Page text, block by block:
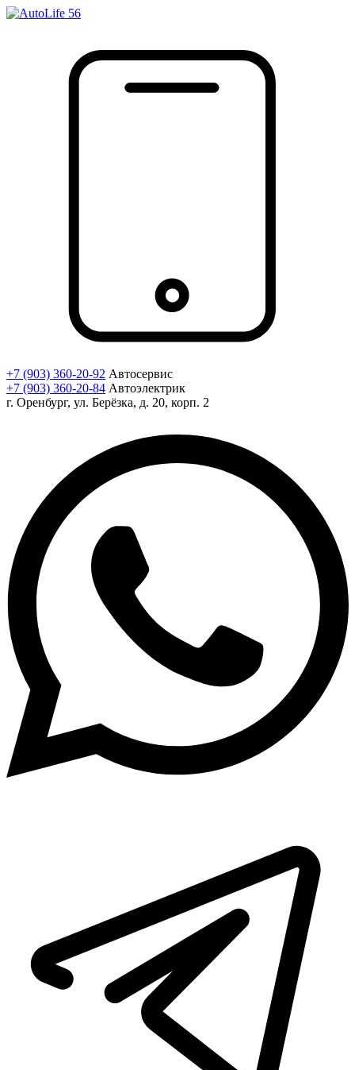
+7 (903) 360-20-92 Автосервис
+7 (903) 360-20-84 Автоэлектрик
г. Оренбург, ул. Берёзка, д. 20, корп. 2